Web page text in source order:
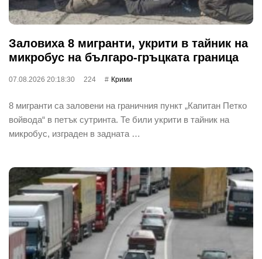
Заловиха 8 мигранти, укрити в тайник на
микробус на българо-гръцката граница
07.08.2026 20:18:30 224 Крими
8 мигранти са заловени на граничния пункт „Капитан Петко
войвода“ в петък сутринта. Те били укрити в тайник на
микробус, изграден в задната …